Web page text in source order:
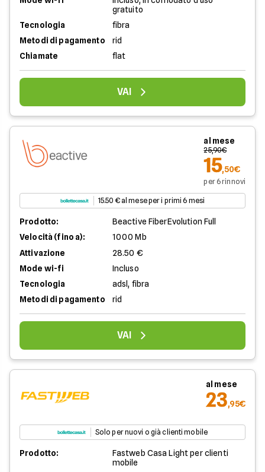
gratuito
Tecnologia
fibra
Metodi di pagamento
rid
Chiamate
flat
VAI
al mese
25,90€
15,50€
per 6 rinnovi
15.50 € al mese per i primi 6 mesi
Prodotto:
Beactive FiberEvolution Full
Velocità (fino a):
1000 Mb
Attivazione
28.50 €
Mode wi-fi
Incluso
Tecnologia
adsl, fibra
Metodi di pagamento
rid
VAI
al mese
23,95€
Solo per nuovi o già clienti mobile
Prodotto:
Fastweb Casa Light per clienti
mobile